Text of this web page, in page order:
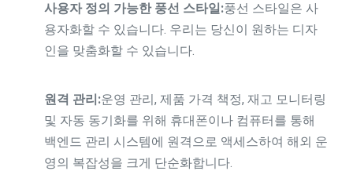
사용자 정의 가능한 풍선 스타일:풍선 스타일은 사
용자화할 수 있습니다. 우리는 당신이 원하는 디자
인을 맞춤화할 수 있습니다.
원격 관리:운영 관리, 제품 가격 책정, 재고 모니터링
및 자동 동기화를 위해 휴대폰이나 컴퓨터를 통해
백엔드 관리 시스템에 원격으로 액세스하여 해외 운
영의 복잡성을 크게 단순화합니다.